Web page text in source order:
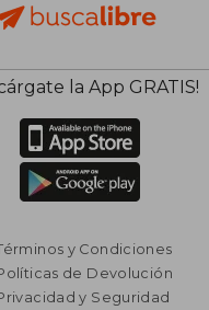
la App GRATIS!
y Condiciones
de Devolución
y Seguridad